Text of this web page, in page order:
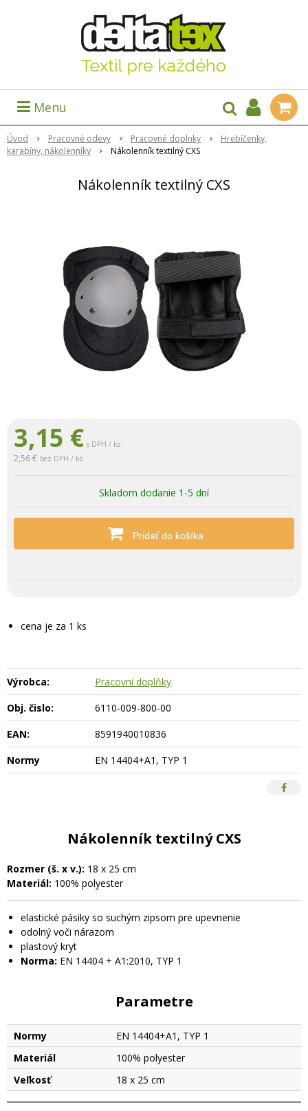
Menu
Úvod Pracovné odevy Pracovné doplnky
Hrebíčenky,
karabíny, nákolenníky
Nákolenník textilný CXS
Nákolenník textilný CXS
3,15 € s DPH / ks
2,56 € bez DPH / ks
Skladom dodanie 1-5 dní
Pridať do košíka
cena je za 1 ks
Výrobca:
Pracovní doplňky
Obj. čislo:
6110-009-800-00
EAN:
8591940010836
Normy
EN 14404+A1, TYP 1
Nákolenník textilný CXS
Rozmer (š. x v.): 18 x 25 cm
Materiál: 100% polyester
elastické pásiky so suchým zipsom pre upevnenie
odolný voči nárazom
plastový kryt
Norma: EN 14404 + A1:2010, TYP 1
Parametre
Normy
EN 14404+A1, TYP 1
Materiál
100% polyester
Veľkosť
18 x 25 cm